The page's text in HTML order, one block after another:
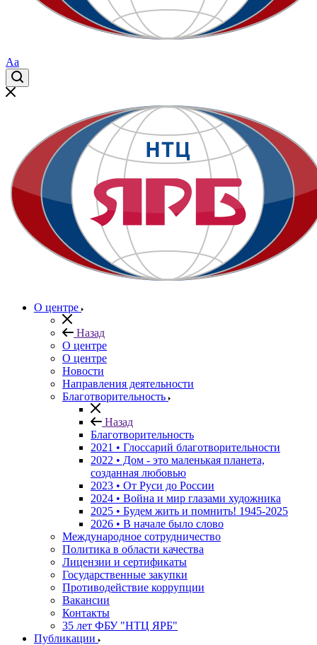
Aa
О центре
Назад
О центре
О центре
Новости
Направления деятельности
Благотворительность
Назад
Благотворительность
2021 • Глоссарий благотворительности
2022 • Дом - это маленькая планета,
созданная любовью
2023 • От Руси до России
2024 • Война и мир глазами художника
2025 • Будем жить и помнить! 1945-2025
2026 • В начале было слово
Международное сотрудничество
Политика в области качества
Лицензии и сертификаты
Государственные закупки
Противодействие коррупции
Вакансии
Контакты
35 лет ФБУ "НТЦ ЯРБ"
Публикации